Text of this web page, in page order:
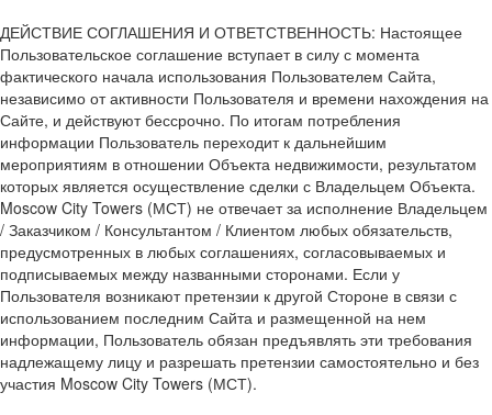
ДЕЙСТВИЕ СОГЛАШЕНИЯ И ОТВЕТСТВЕННОСТЬ: Настоящее
Пользовательское соглашение вступает в силу с момента
фактического начала использования Пользователем Сайта,
независимо от активности Пользователя и времени нахождения на
Сайте, и действуют бессрочно. По итогам потребления
информации Пользователь переходит к дальнейшим
мероприятиям в отношении Объекта недвижимости, результатом
которых является осуществление сделки с Владельцем Объекта.
Moscow City Towers (МСТ) не отвечает за исполнение Владельцем
/ Заказчиком / Консультантом / Клиентом любых обязательств,
предусмотренных в любых соглашениях, согласовываемых и
подписываемых между названными сторонами. Если у
Пользователя возникают претензии к другой Стороне в связи с
использованием последним Сайта и размещенной на нем
информации, Пользователь обязан предъявлять эти требования
надлежащему лицу и разрешать претензии самостоятельно и без
участия Moscow City Towers (МСТ).